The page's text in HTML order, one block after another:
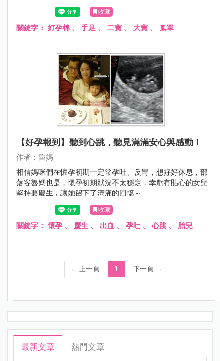
給她一位手足之伴 #終於可以給孩子一個交代 #終於解除孩
子心中的遺憾 #終於終結大寶獨身子女的孤單！ 終於可以，
開心迎接兩個寶的熱鬧生活！！！
收藏
關鍵字： 好孕棉 、 手足 、 二寶 、 大寶 、 孤單
【好孕報到】聽到心跳，聽見滿滿安心與感動！
作者：魯媽
相信媽咪們在懷孕初期一定常孕吐、反胃，想好好休息，部
落客魯媽也是，懷孕初期狀況不太穩定，幸虧有貼心的女兒
堅持要慶生，讓她留下了滿滿的回憶～
收藏
關鍵字：懷孕 、 慶生 、 出血 、 孕吐 、心跳、 胎兒
← 上一頁 1 下一頁 →
最新文章 熱門文章